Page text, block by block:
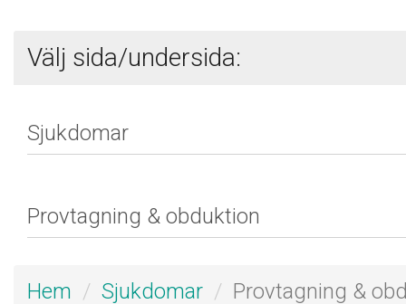
Välj sida/undersida:
Hem Sjukdomar Provtagning &